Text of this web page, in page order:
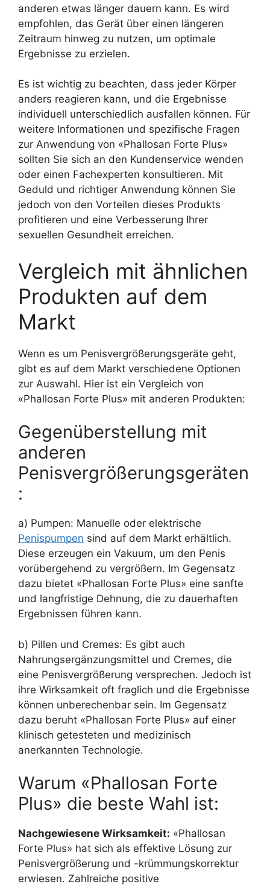
anderen etwas länger dauern kann. Es wird
empfohlen, das Gerät über einen längeren
Zeitraum hinweg zu nutzen, um optimale
Ergebnisse zu erzielen.
Es ist wichtig zu beachten, dass jeder Körper
anders reagieren kann, und die Ergebnisse
individuell unterschiedlich ausfallen können. Für
weitere Informationen und spezifische Fragen
zur Anwendung von «Phallosan Forte Plus»
sollten Sie sich an den Kundenservice wenden
oder einen Fachexperten konsultieren. Mit
Geduld und richtiger Anwendung können Sie
jedoch von den Vorteilen dieses Produkts
profitieren und eine Verbesserung Ihrer
sexuellen Gesundheit erreichen.
Vergleich mit ähnlichen
Produkten auf dem
Markt
Wenn es um Penisvergrößerungsgeräte geht,
gibt es auf dem Markt verschiedene Optionen
zur Auswahl. Hier ist ein Vergleich von
«Phallosan Forte Plus» mit anderen Produkten:
Gegenüberstellung mit
anderen
Penisvergrößerungsgeräten
:
a) Pumpen: Manuelle oder elektrische
Penispumpen sind auf dem Markt erhältlich.
Diese erzeugen ein Vakuum, um den Penis
vorübergehend zu vergrößern. Im Gegensatz
dazu bietet «Phallosan Forte Plus» eine sanfte
und langfristige Dehnung, die zu dauerhaften
Ergebnissen führen kann.
b) Pillen und Cremes: Es gibt auch
Nahrungsergänzungsmittel und Cremes, die
eine Penisvergrößerung versprechen. Jedoch ist
ihre Wirksamkeit oft fraglich und die Ergebnisse
können unberechenbar sein. Im Gegensatz
dazu beruht «Phallosan Forte Plus» auf einer
klinisch getesteten und medizinisch
anerkannten Technologie.
Warum «Phallosan Forte
Plus» die beste Wahl ist:
Nachgewiesene Wirksamkeit: «Phallosan
Forte Plus» hat sich als effektive Lösung zur
Penisvergrößerung und -krümmungskorrektur
erwiesen. Zahlreiche positive